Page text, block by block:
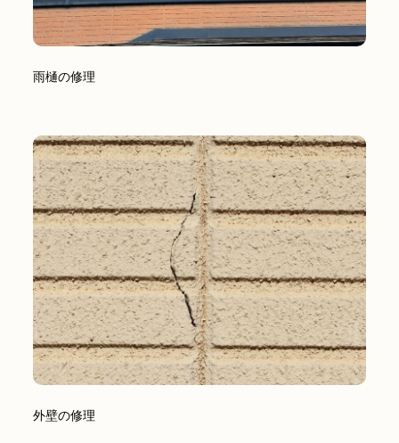
雨樋の修理
外壁の修理